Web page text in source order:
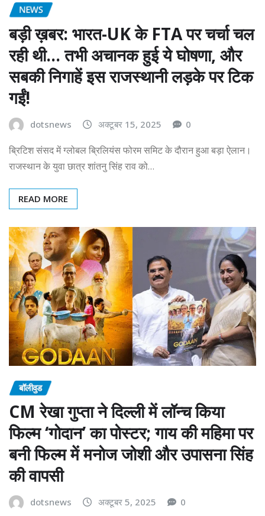
NEWS
बड़ी ख़बर: भारत-UK के FTA पर चर्चा चल
रही थी… तभी अचानक हुई ये घोषणा, और
सबकी निगाहें इस राजस्थानी लड़के पर टिक
गईं!
dotsnews अक्टूबर 15, 2025 0
ब्रिटिश संसद में ग्लोबल ब्रिलियंस फोरम समिट के दौरान हुआ बड़ा ऐलान।
राजस्थान के युवा छात्र शांतनु सिंह राव को…
READ MORE
बॉलीवुड
CM रेखा गुप्ता ने दिल्ली में लॉन्च किया
फिल्म ‘गोदान’ का पोस्टर; गाय की महिमा पर
बनी फिल्म में मनोज जोशी और उपासना सिंह
की वापसी
dotsnews अक्टूबर 5, 2025 0